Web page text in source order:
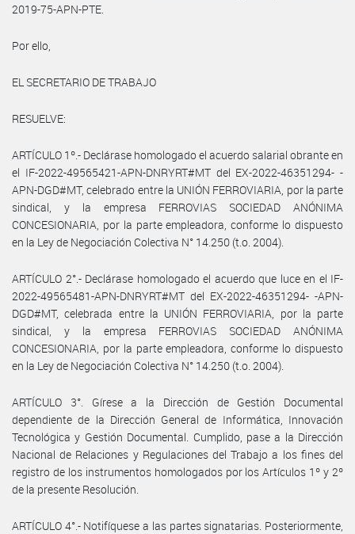
2019-75-APN-PTE.
Por ello,
EL SECRETARIO DE TRABAJO
RESUELVE:
ARTÍCULO 1º.- Declárase homologado el acuerdo salarial obrante en
el IF-2022-49565421-APN-DNRYRT#MT del EX-2022-46351294- -
APN-DGD#MT, celebrado entre la UNIÓN FERROVIARIA, por la parte
sindical, y la empresa FERROVIAS SOCIEDAD ANÓNIMA
CONCESIONARIA, por la parte empleadora, conforme lo dispuesto
en la Ley de Negociación Colectiva N° 14.250 (t.o. 2004).
ARTÍCULO 2°.- Declárase homologado el acuerdo que luce en el IF-
2022-49565481-APN-DNRYRT#MT del EX-2022-46351294- -APN-
DGD#MT, celebrada entre la UNIÓN FERROVIARIA, por la parte
sindical, y la empresa FERROVIAS SOCIEDAD ANÓNIMA
CONCESIONARIA, por la parte empleadora, conforme lo dispuesto
en la Ley de Negociación Colectiva N° 14.250 (t.o. 2004).
ARTÍCULO 3°. Gírese a la Dirección de Gestión Documental
dependiente de la Dirección General de Informática, Innovación
Tecnológica y Gestión Documental. Cumplido, pase a la Dirección
Nacional de Relaciones y Regulaciones del Trabajo a los fines del
registro de los instrumentos homologados por los Artículos 1º y 2º
de la presente Resolución.
ARTÍCULO 4°.- Notifíquese a las partes signatarias. Posteriormente,